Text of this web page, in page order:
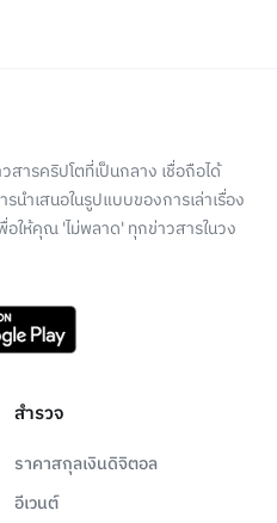
สารคริปโตที่เป็นกลาง เชื่อถือได้
นำเสนอในรูปแบบของการเล่าเรื่อง
อให้คุณ 'ไม่พลาด' ทุกข่าวสารในวง
สำรวจ
ราคาสกุลเงินดิจิตอล
อีเวนต์